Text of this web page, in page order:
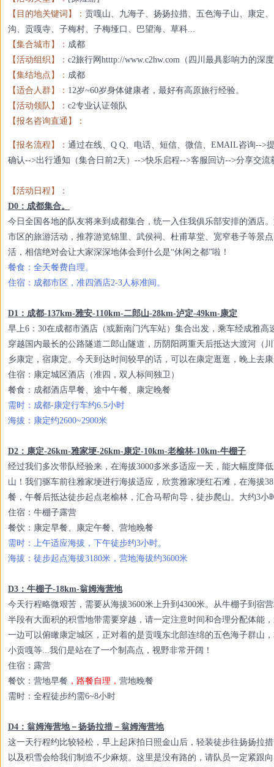
【目的地关键词】： 贡嘎山、九海子、扬扬拉措、五色海子山、康定
沟、贡嘎寺、子梅村、子梅垭口、巴望海、草科...
【集合城市】： 成都
【活动组织】： c2旅行网htttp://www.c2hw.com（四川最具影响力的深
【集结地点】： 成都
【适合人群】： 12岁~60岁身体健康者，最好有高原旅行经验。
【活动领队】： c2专业认证领队
【报名咨询直通】：
【报名流程】： 通过在线、Q Q、电话、短信、微信、EMAIL咨询-->
确认-->出行通知（集合日前2天）-->快乐启程-->客服回访-->分享交流
【活动日程】：
D0：成都集合。
今日全国各地的队友将来到成都集合，统一入住我俱乐部安排的酒店
市区的旅游活动，推荐游览锦里、武侯祠、杜甫草堂、宽窄巷子等景
活，相信绝对会让大家深深地体会到什么是“休闲之都”啦！
餐食：全天餐费自理。
住宿：成都市区，准四酒店2-3人标准间。
D1：成都-137km-雅安-110km-二郎山-28km-泸定-49km-康定
早上6：30在成都市酒店（或新南门汽车站）集合出发，乘车经成雅
穿越国内最长的公路隧道二郎山隧道，历阴阳两重天后抵达大渡河（
乡康定，宿康定。今天到达时间较早的话，可以在康定逛逛，晚上去
住宿： 康定城区酒店（准四，双人标间独卫）
餐食：成都酒店早餐、途中午餐、康定晚餐
需时：成都-康定行车约6.5小时
海拔：康定约2600~2900米
D2：康定-26km-雅家埂-26km-康定-10km-老榆林-10km-牛棚子
经过我们多次带队经验来，在海拔3000多米多适应一天，能大幅度降
山！我们驱车前往雅家埂进行海拔适应，欣赏雅家埂红石滩，在海拔
餐，午餐后抵达徒步起点老榆林，汇合马帮向导，徒步爬山。大约3小
住宿：牛棚子露营
餐饮：康定早餐、康定午餐、营地晚餐
需时：上午适应海拔，下午徒步约3小时。
海拔：徒步起点海拔3180米，营地海拔约3600米
D3： 牛棚子-18km-翁姆海营地
今天行程略微艰苦，需要从海拔3600米上升到4300米。从牛棚子到宿
半段有大面积的积雪地带需要穿越，请一定注意时间和合理分配体能
一边可以俯瞰康定城区，正对着的是贡嘎东北部连绵的五色海子群山
小贡嘎等...我们是站在了一个制高点，视野非常开阔！
住宿：露营
餐饮：营地早餐 ，路餐自理， 营地晚餐
需时：全程徒步约需6~8小时
D4： 翁姆海营地－扬扬拉措－翁姆海营地
这一天行程约比较轻松，早上起床拍日照金山后，轻装徒步往扬扬拉
以及积雪会给我们制造不少麻烦。这里是没有路的，请队员一定紧跟